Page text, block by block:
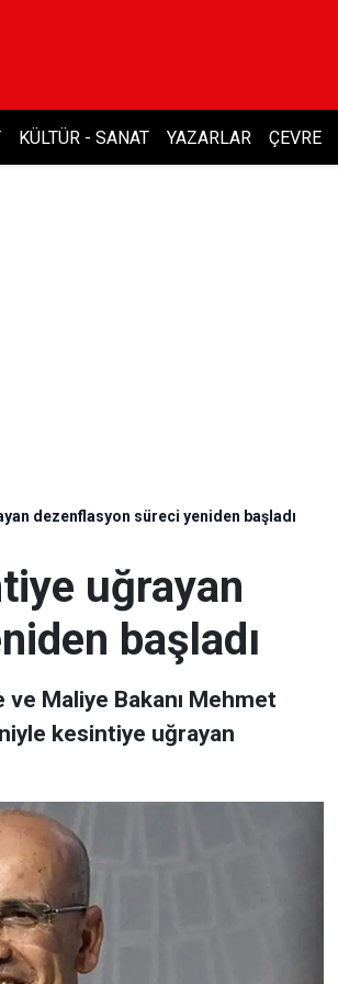
KÜLTÜR - SANAT YAZARLAR ÇEVRE
dezenflasyon süreci yeniden başladı
uğrayan
başladı
ve Maliye Bakanı Mehmet
kesintiye uğrayan